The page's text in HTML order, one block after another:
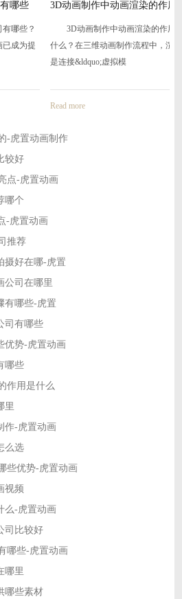
些
？
为提
3D动画制作中动画渲染的作用
是什
3D动画制作中动画渲染的作用是
什么？在三维动画制作流程中，渲染
是连接&ldquo;虚拟模
Read more
-虎置动画制作
较好
点-虎置动画
哪个
-虎置动画
推荐
摄好在哪-虎置
公司在哪里
有哪些-虎置
司有哪些
优势-虎置动画
哪些
作用是什么
里
作-虎置动画
么选
些优势-虎置动画
视频
么-虎置动画
司比较好
哪些-虎置动画
哪里
哪些素材